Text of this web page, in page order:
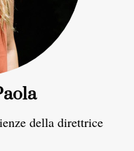
della direttrice